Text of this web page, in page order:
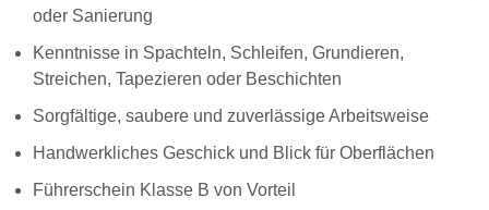
oder Sanierung
Kenntnisse in Spachteln, Schleifen, Grundieren,
Streichen, Tapezieren oder Beschichten
Sorgfältige, saubere und zuverlässige Arbeitsweise
Handwerkliches Geschick und Blick für Oberflächen
Führerschein Klasse B von Vorteil